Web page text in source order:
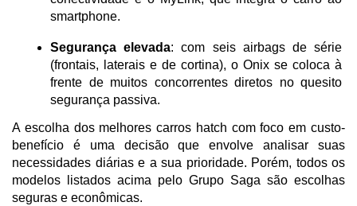
smartphone.
Segurança elevada: com seis airbags de série
(frontais, laterais e de cortina), o Onix se coloca à
frente de muitos concorrentes diretos no quesito
segurança passiva.
A escolha dos melhores carros hatch com foco em custo-
benefício é uma decisão que envolve analisar suas
necessidades diárias e a sua prioridade. Porém, todos os
modelos listados acima pelo Grupo Saga são escolhas
seguras e econômicas.